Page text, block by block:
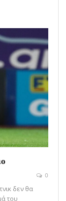
0
δεν θα
του